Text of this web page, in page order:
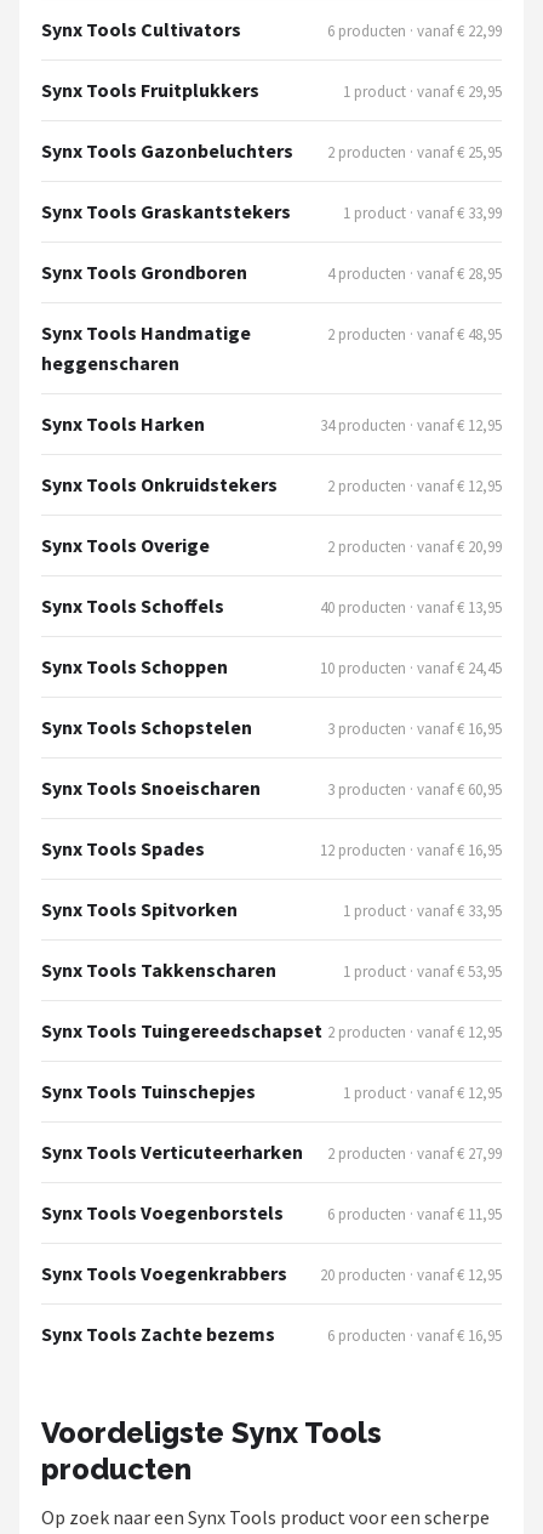
Bosch
WORX
Einhell
Makita
Synx Tools
Fiskars
Alle merken →
Synx Tools Cultivators 6 producten · vanaf € 22,99
Synx Tools Fruitplukkers 1 product · vanaf € 29,95
Synx Tools Gazonbeluchters 2 producten · vanaf € 25,95
Synx Tools Graskantstekers 1 product · vanaf € 33,99
Synx Tools Grondboren 4 producten · vanaf € 28,95
Synx Tools Handmatige
heggenscharen
2 producten · vanaf € 48,95
Synx Tools Harken 34 producten · vanaf € 12,95
Synx Tools Onkruidstekers 2 producten · vanaf € 12,95
Synx Tools Overige 2 producten · vanaf € 20,99
Synx Tools Schoffels 40 producten · vanaf € 13,95
Synx Tools Schoppen 10 producten · vanaf € 24,45
Synx Tools Schopstelen 3 producten · vanaf € 16,95
Synx Tools Snoeischaren 3 producten · vanaf € 60,95
Synx Tools Spades 12 producten · vanaf € 16,95
Synx Tools Spitvorken 1 product · vanaf € 33,95
Synx Tools Takkenscharen 1 product · vanaf € 53,95
Synx Tools Tuingereedschapset 2 producten · vanaf € 12,95
Synx Tools Tuinschepjes 1 product · vanaf € 12,95
Synx Tools Verticuteerharken 2 producten · vanaf € 27,99
Synx Tools Voegenborstels 6 producten · vanaf € 11,95
Synx Tools Voegenkrabbers 20 producten · vanaf € 12,95
Synx Tools Zachte bezems 6 producten · vanaf € 16,95
Voordeligste Synx Tools
producten
Op zoek naar een Synx Tools product voor een scherpe